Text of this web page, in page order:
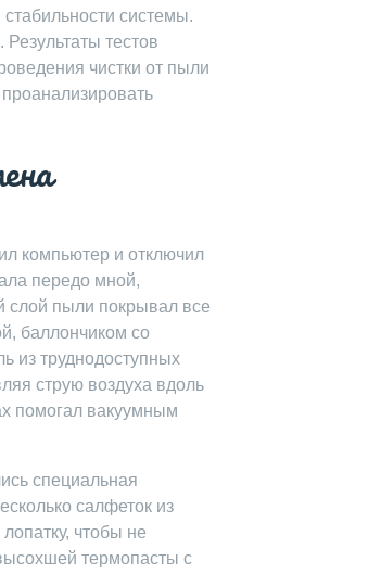
системы.
тестов
чистки от пыли
компьютер и отключил
передо мной,
слой пыли покрывал все
баллончиком со
из труднодоступных
струю воздуха вдоль
помогал вакуумным
специальная
салфеток из
чтобы не
термопасты с